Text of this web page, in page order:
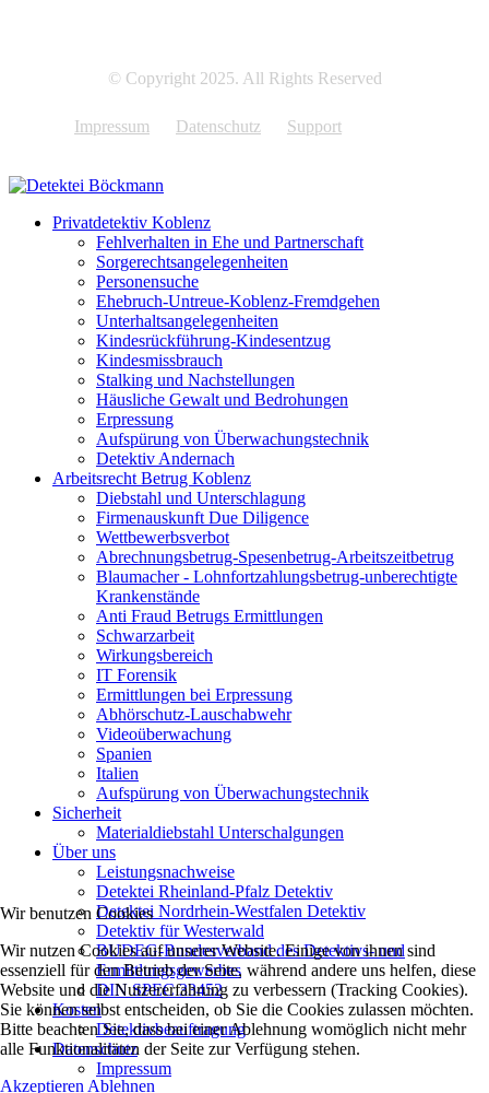
© Copyright 2025. All Rights Reserved
Impressum Datenschutz Support
Privatdetektiv Koblenz
Fehlverhalten in Ehe und Partnerschaft
Sorgerechtsangelegenheiten
Personensuche
Ehebruch-Untreue-Koblenz-Fremdgehen
Unterhaltsangelegenheiten
Kindesrückführung-Kindesentzug
Kindesmissbrauch
Stalking und Nachstellungen
Häusliche Gewalt und Bedrohungen
Erpressung
Aufspürung von Überwachungstechnik
Detektiv Andernach
Arbeitsrecht Betrug Koblenz
Diebstahl und Unterschlagung
Firmenauskunft Due Diligence
Wettbewerbsverbot
Abrechnungsbetrug-Spesenbetrug-Arbeitszeitbetrug
Blaumacher - Lohnfortzahlungsbetrug-unberechtigte
Krankenstände
Anti Fraud Betrugs Ermittlungen
Schwarzarbeit
Wirkungsbereich
IT Forensik
Ermittlungen bei Erpressung
Abhörschutz-Lauschabwehr
Videoüberwachung
Spanien
Italien
Aufspürung von Überwachungstechnik
Sicherheit
Materialdiebstahl Unterschalgungen
Über uns
Leistungsnachweise
Detektei Rheinland-Pfalz Detektiv
Detektei Nordrhein-Westfalen Detektiv
Detektiv für Westerwald
BUDEG-Bundesverband des Detektivs- und
Ermittlungsgewerbes
DIN SPEC 33452
Kosten
Detektivbeauftragung
Datenschutz
Impressum
Wir benutzen Cookies
Wir nutzen Cookies auf unserer Website. Einige von ihnen sind
essenziell für den Betrieb der Seite, während andere uns helfen, diese
Website und die Nutzererfahrung zu verbessern (Tracking Cookies).
Sie können selbst entscheiden, ob Sie die Cookies zulassen möchten.
Bitte beachten Sie, dass bei einer Ablehnung womöglich nicht mehr
alle Funktionalitäten der Seite zur Verfügung stehen.
Akzeptieren Ablehnen